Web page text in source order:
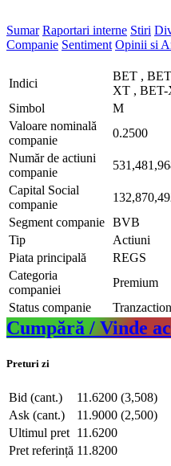
Sumar Raportari interne Stiri
Companie Sentiment Opinii si
Indici
BET ,
XT , BET-
Simbol
M
Valoare nominală
companie
0.2500
Număr de actiuni
companie
Capital Social
companie
Segment companie BVB
Tip
Actiuni
Piata principală
REGS
Categoria
companiei
Premium
Status companie
Cumpără / Vinde
Preturi zi
Bid (cant.)
11.6200 (3,508)
Ask (cant.)
11.9000 (2,500)
Ultimul pret 11.6200
Pret referință 11.8200